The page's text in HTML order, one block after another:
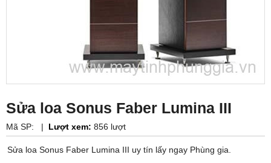
Sửa loa Sonus Faber Lumina III
Mã SP: | Lượt xem: 856 lượt
Sửa loa Sonus Faber Lumina III uy tín lấy ngay Phùng gia.